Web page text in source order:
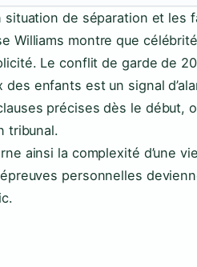
situation de séparation et les
Williams montre que
Le conflit de garde de
enfants est un signal
précises dès le début,
tribunal.
ainsi la complexité d’une
personnelles